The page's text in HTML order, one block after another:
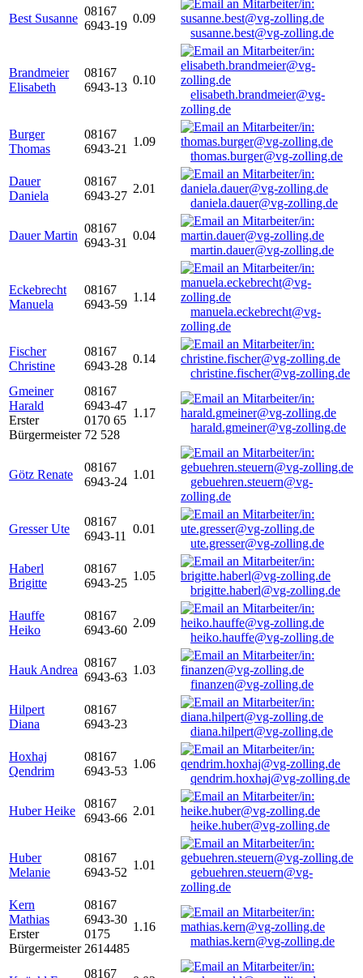
Best Susanne
08167
6943-19
0.09
susanne.best@vg-zolling.de
Brandmeier
Elisabeth
08167
6943-13
0.10
elisabeth.brandmeier@vg-
zolling.de
Burger
Thomas
08167
6943-21
1.09
thomas.burger@vg-zolling.de
Dauer
Daniela
08167
6943-27
2.01
daniela.dauer@vg-zolling.de
Dauer Martin
08167
6943-31
0.04
martin.dauer@vg-zolling.de
Eckebrecht
Manuela
08167
6943-59
1.14
manuela.eckebrecht@vg-
zolling.de
Fischer
Christine
08167
6943-28
0.14
christine.fischer@vg-zolling.de
Gmeiner
Harald
Erster
Bürgermeister
08167
6943-47
0170 65
72 528
1.17
harald.gmeiner@vg-zolling.de
Götz Renate
08167
6943-24
1.01
gebuehren.steuern@vg-
zolling.de
Gresser Ute
08167
6943-11
0.01
ute.gresser@vg-zolling.de
Haberl
Brigitte
08167
6943-25
1.05
brigitte.haberl@vg-zolling.de
Hauffe
Heiko
08167
6943-60
2.09
heiko.hauffe@vg-zolling.de
Hauk Andrea
08167
6943-63
1.03
finanzen@vg-zolling.de
Hilpert
Diana
08167
6943-23
diana.hilpert@vg-zolling.de
Hoxhaj
Qendrim
08167
6943-53
1.06
qendrim.hoxhaj@vg-zolling.de
Huber Heike
08167
6943-66
2.01
heike.huber@vg-zolling.de
Huber
Melanie
08167
6943-52
1.01
gebuehren.steuern@vg-
zolling.de
Kern
Mathias
Erster
Bürgermeister
08167
6943-30
0175
2614485
1.16
mathias.kern@vg-zolling.de
08167